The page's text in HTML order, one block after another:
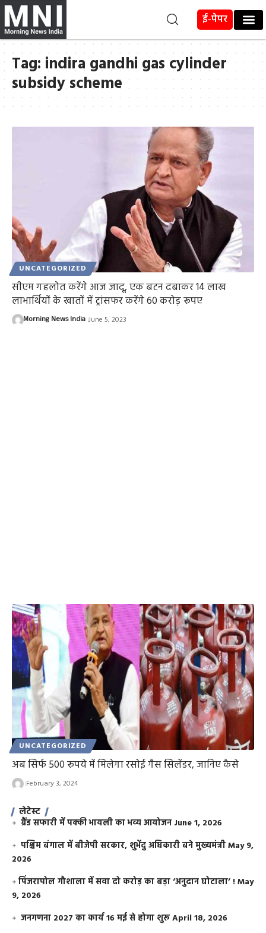
ई-पेपर
Tag: indira gandhi gas cylinder
subsidy scheme
UNCATEGORIZED
सीएम गहलोत करेंगे आज जादू, एक बटन दबाकर 14 लाख
लाभार्थियों के खातों में ट्रांसफर करेंगे 60 करोड़ रूपए
Morning News India June 5, 2023
UNCATEGORIZED
अब सिर्फ 500 रूपये में मिलेगा रसोई गैस सिलेंडर, जानिए कैसे
February 3, 2024
लेटेस्ट
ग्रैंड सफारी में पक्की भायली का भव्य आयोजन June 1, 2026
पश्चिम बंगाल में बीजेपी सरकार, शुभेंदु अधिकारी बने मुख्यमंत्रीMay 9,
2026
​पिंजरापोल गौशाला में सवा दो करोड़ का बड़ा ‘अनुदान घोटाला’ !May
9, 2026
जनगणना 2027 का कार्य 16 मई से होगा शुरूApril 18, 2026